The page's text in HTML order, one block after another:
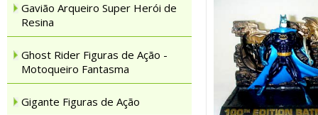
Gavião Arqueiro Super Herói de
Resina
Ghost Rider Figuras de Ação -
Motoqueiro Fantasma
Gigante Figuras de Ação